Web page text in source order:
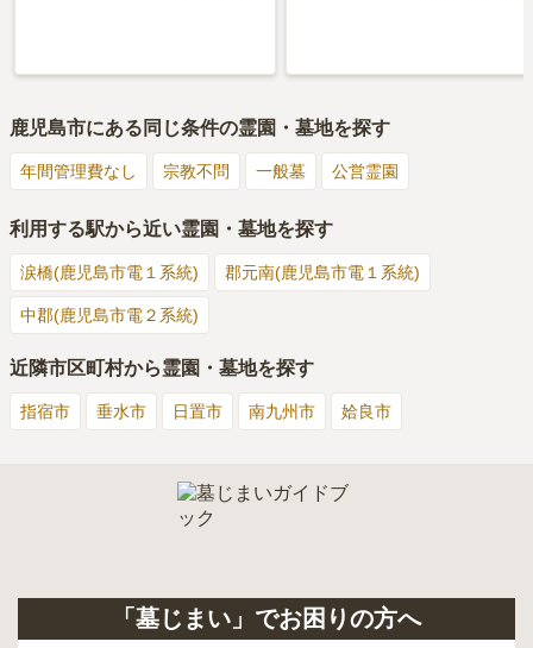
鹿児島市にある同じ条件の霊園・墓地を探す
年間管理費なし 宗教不問 一般墓 公営霊園
利用する駅から近い霊園・墓地を探す
涙橋(鹿児島市電１系統) 郡元南(鹿児島市電１系統)
中郡(鹿児島市電２系統)
近隣市区町村から霊園・墓地を探す
指宿市 垂水市 日置市 南九州市 姶良市
「墓じまい」でお困りの方へ